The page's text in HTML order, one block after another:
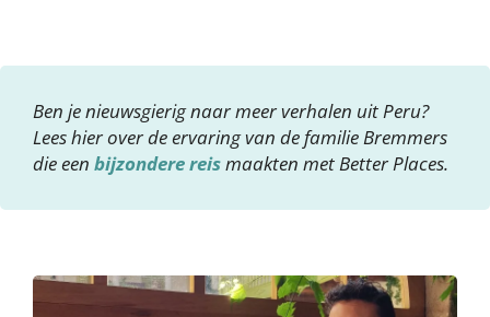
Ben je nieuwsgierig naar meer verhalen uit Peru?
Lees hier over de ervaring van de familie Bremmers
die een bijzondere reismaakten met Better Places.